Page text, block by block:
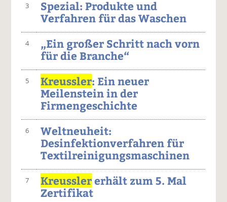
3
Spezial: Produkte und
Verfahren für das Waschen
4
„Ein großer Schritt nach vorn
für die Branche“
5 Kreussler: Ein neuer
Meilenstein in der
Firmengeschichte
6
Weltneuheit:
Desinfektionverfahren für
Textilreinigungsmaschinen
7 Kreusslererhält zum 5. Mal
Zertifikat